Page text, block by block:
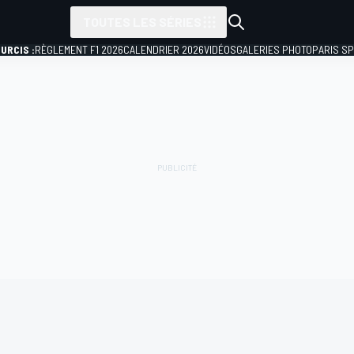
:RÈGLEMENT F1 2026CALENDRIER 2026VIDÉOSGALERIES PHOTOPARIS